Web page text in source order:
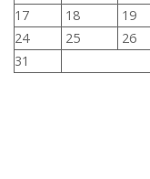
17
18 19
24
25 26
31